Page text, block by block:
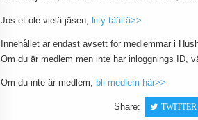
Jos et ole vielä jäsen, liity täältä>>
Innehållet är endast avsett för medlemmar i
Om du är medlem men inte har inloggnings ID,
Om du inte är medlem, bli medlem här>>
Share: TWITTER